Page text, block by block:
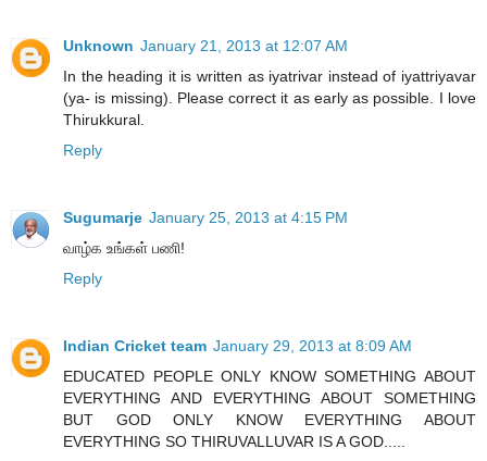
Unknown January 21, 2013 at 12:07 AM
In the heading it is written as iyatrivar instead of iyattriyavar
(ya- is missing). Please correct it as early as possible. I love
Thirukkural.
Reply
Sugumarje January 25, 2013 at 4:15 PM
வாழ்க உங்கள் பணி!
Reply
Indian Cricket team January 29, 2013 at 8:09 AM
EDUCATED PEOPLE ONLY KNOW SOMETHING ABOUT
EVERYTHING AND EVERYTHING ABOUT SOMETHING
BUT GOD ONLY KNOW EVERYTHING ABOUT
EVERYTHING SO THIRUVALLUVAR IS A GOD.....